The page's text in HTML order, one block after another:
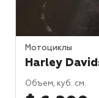
Мотоциклы
Harley
Объем, куб. см.